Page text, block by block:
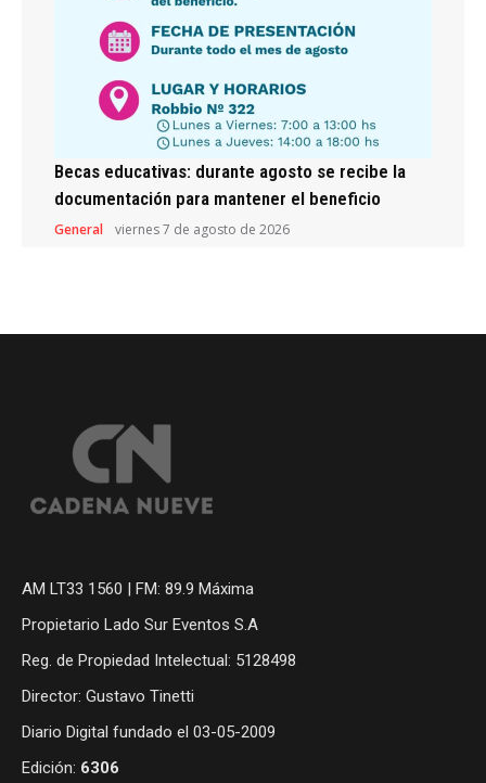
Becas educativas: durante agosto se recibe la
documentación para mantener el beneficio
General viernes 7 de agosto de 2026
AM LT33 1560 | FM: 89.9 Máxima
Propietario Lado Sur Eventos S.A
Reg. de Propiedad Intelectual: 5128498
Director: Gustavo Tinetti
Diario Digital fundado el 03-05-2009
Edición: 6306